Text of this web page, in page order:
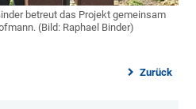
betreut das Projekt gemeinsam
(Bild: Raphael Binder)
Zurück